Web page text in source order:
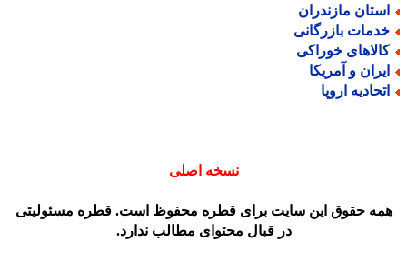
مازندران
بازرگانی
خوراکی
و آمریکا
اروپا
نسخه اصلی
حقوق این سایت برای قطره محفوظ است. قطره مسئولیتی
در قبال محتوای مطالب ندارد.